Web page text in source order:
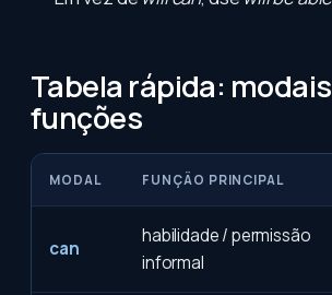
Tabela rápida:
funções
MODAL FUNÇÃO PRINCIPAL
can
habilidade / permissão
informal